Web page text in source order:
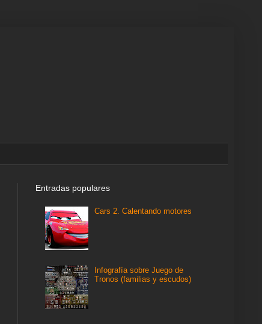
Entradas populares
Cars 2. Calentando motores
Infografía sobre Juego de
Tronos (familias y escudos)